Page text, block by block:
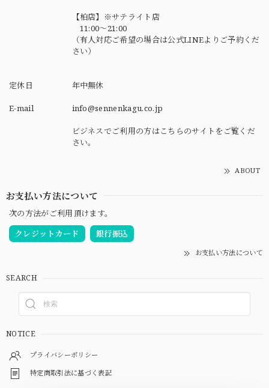
【柏店】※サテライト店
11:00～21:00
（有人対応ご希望の場合は公式LINEよりご予約くだ
さい）
定休日 年中無休
E-mail info@sennenkagu.co.jp
ビジネスでご利用の方はこちらのサイトをご覧くだ
さい。
ABOUT
お支払い方法について
次の方法がご利用頂けます。
クレジットカード
銀行振込
お支払い方法について
SEARCH
NOTICE
プライバシーポリシー
特定商取引法に基づく表記